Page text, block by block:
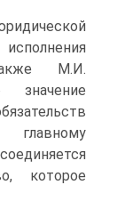
М.И.
значение
которое